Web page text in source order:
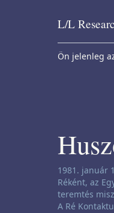
Skip to
L/L
Ön jelenleg
1981. január
Réként, az
teremtés
A Ré